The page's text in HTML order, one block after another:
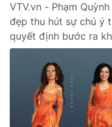
Photo
Video
VTV Money
VTV Sức khoẻ
VTV.vn - Phạm
đẹp thu hút sự chú ý
quyết định bước ra